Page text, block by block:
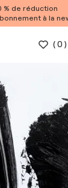
% de réduction
à la
(0 )